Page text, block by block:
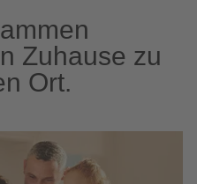
Zuhause zu
Ort.